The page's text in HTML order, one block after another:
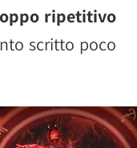
ripetitivo
scritto poco